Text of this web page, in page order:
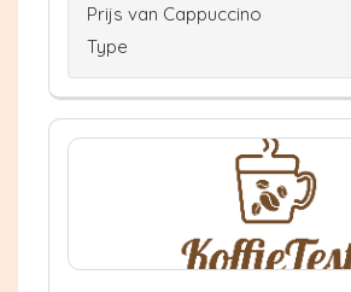
Prijs van Cappuccino
Type